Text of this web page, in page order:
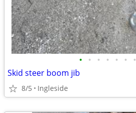
• • • • • • •
Skid steer boom jib
8/5 Ingleside